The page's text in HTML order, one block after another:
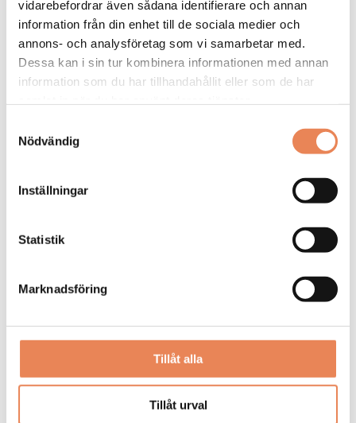
vidarebefordrar även sådana identifierare och annan
information från din enhet till de sociala medier och
annons- och analysföretag som vi samarbetar med.
Dessa kan i sin tur kombinera informationen med annan
information som du har tillhandahållit eller som de har
Nödvändig
Inställningar
Statistik
Marknadsföring
Tillåt alla
Tillåt urval
Kock
Arbetsgivare: Smådalarö Gård Hotell & Spa
Placeringsort: Dalarö
20